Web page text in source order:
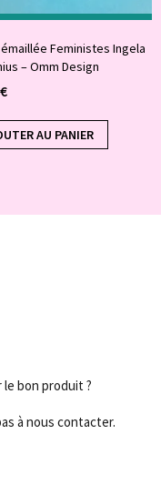
Feministes Ingela
– Omm Design
€
AU PANIER
le bon produit ?
à nous contacter.